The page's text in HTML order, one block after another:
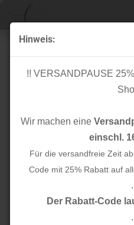
Hinweis:
!! VERSANDPAUSE
Wir machen eine
einschl.
Für die versandfreie Zeit
Code mit 25% Rabatt auf
.
Der Rabatt-Code
.
French Terry - brushed -